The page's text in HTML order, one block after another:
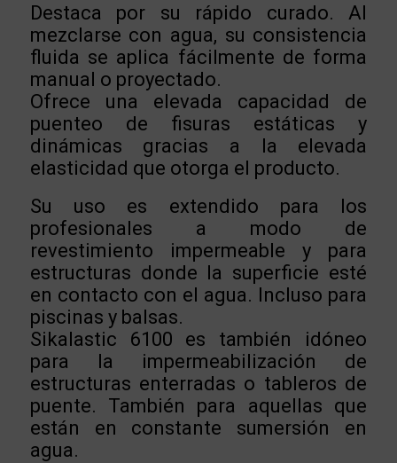
Destaca por su rápido curado. Al
mezclarse con agua, su consistencia
fluida se aplica fácilmente de forma
manual o proyectado.
Ofrece una elevada capacidad de
puenteo de fisuras estáticas y
dinámicas gracias a la elevada
elasticidad que otorga el producto.
Su uso es extendido para los
profesionales a modo de
revestimiento impermeable y para
estructuras donde la superficie esté
en contacto con el agua. Incluso para
piscinas y balsas.
Sikalastic 6100 es también idóneo
para la impermeabilización de
estructuras enterradas o tableros de
puente. También para aquellas que
están en constante sumersión en
agua.